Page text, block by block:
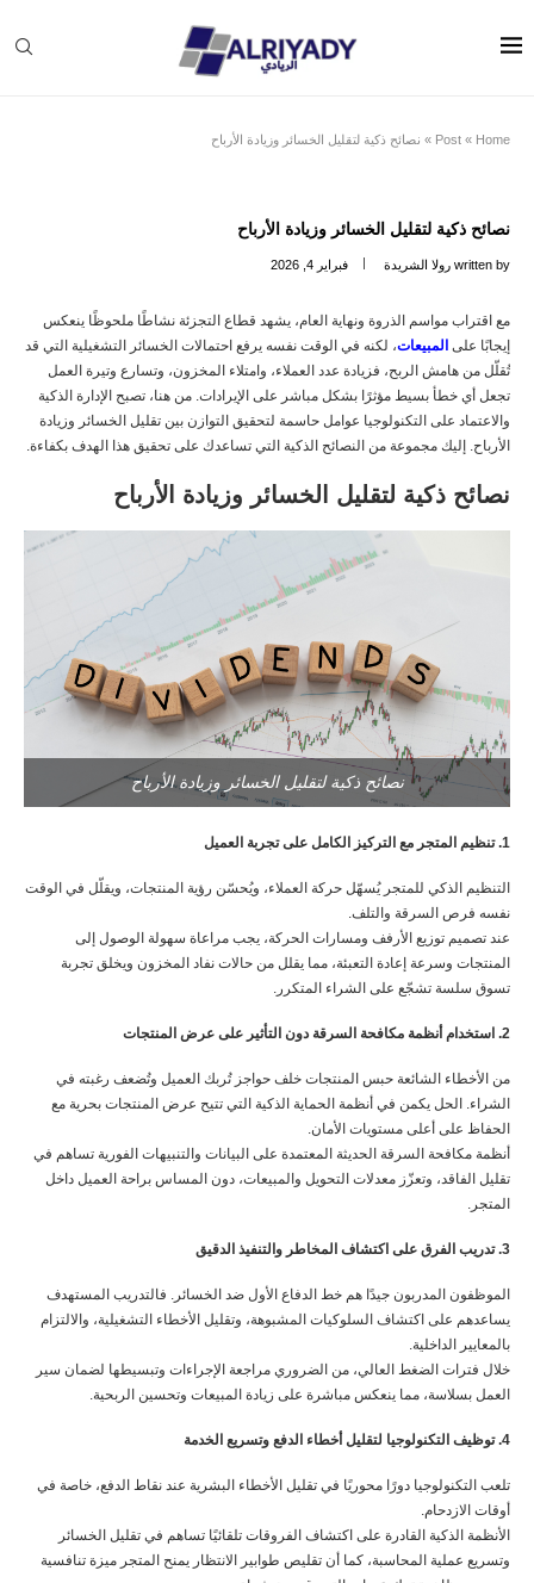
Home
»
Post
» نصائح ذكية لتقليل الخسائر وزيادة الأرباح
نصائح ذكية لتقليل الخسائر وزيادة الأرباح
written by رولا الشريدة فبراير 4, 2026
مع اقتراب مواسم الذروة ونهاية العام، يشهد قطاع التجزئة نشاطًا ملحوظًا ينعكس
إيجابًا على المبيعات، لكنه في الوقت نفسه يرفع احتمالات الخسائر التشغيلية التي قد
تُقلّل من هامش الربح، فزيادة عدد العملاء، وامتلاء المخزون، وتسارع وتيرة العمل
تجعل أي خطأ بسيط مؤثرًا بشكل مباشر على الإيرادات. من هنا، تصبح الإدارة الذكية
والاعتماد على التكنولوجيا عوامل حاسمة لتحقيق التوازن بين تقليل الخسائر وزيادة
الأرباح. إليك مجموعة من النصائح الذكية التي تساعدك على تحقيق هذا الهدف بكفاءة.
نصائح ذكية لتقليل الخسائر وزيادة الأرباح
نصائح ذكية لتقليل الخسائر وزيادة الأرباح
1. تنظيم المتجر مع التركيز الكامل على تجربة العميل
التنظيم الذكي للمتجر يُسهّل حركة العملاء، ويُحسّن رؤية المنتجات، ويقلّل في الوقت
نفسه فرص السرقة والتلف.
عند تصميم توزيع الأرفف ومسارات الحركة، يجب مراعاة سهولة الوصول إلى
المنتجات وسرعة إعادة التعبئة، مما يقلل من حالات نفاد المخزون ويخلق تجربة
تسوق سلسة تشجّع على الشراء المتكرر.
2. استخدام أنظمة مكافحة السرقة دون التأثير على عرض المنتجات
من الأخطاء الشائعة حبس المنتجات خلف حواجز تُربك العميل وتُضعف رغبته في
الشراء. الحل يكمن في أنظمة الحماية الذكية التي تتيح عرض المنتجات بحرية مع
الحفاظ على أعلى مستويات الأمان.
أنظمة مكافحة السرقة الحديثة المعتمدة على البيانات والتنبيهات الفورية تساهم في
تقليل الفاقد، وتعزّز معدلات التحويل والمبيعات، دون المساس براحة العميل داخل
المتجر.
3. تدريب الفرق على اكتشاف المخاطر والتنفيذ الدقيق
الموظفون المدربون جيدًا هم خط الدفاع الأول ضد الخسائر. فالتدريب المستهدف
يساعدهم على اكتشاف السلوكيات المشبوهة، وتقليل الأخطاء التشغيلية، والالتزام
بالمعايير الداخلية.
خلال فترات الضغط العالي، من الضروري مراجعة الإجراءات وتبسيطها لضمان سير
العمل بسلاسة، مما ينعكس مباشرة على زيادة المبيعات وتحسين الربحية.
4. توظيف التكنولوجيا لتقليل أخطاء الدفع وتسريع الخدمة
تلعب التكنولوجيا دورًا محوريًا في تقليل الأخطاء البشرية عند نقاط الدفع، خاصة في
أوقات الازدحام.
الأنظمة الذكية القادرة على اكتشاف الفروقات تلقائيًا تساهم في تقليل الخسائر
وتسريع عملية المحاسبة، كما أن تقليص طوابير الانتظار يمنح المتجر ميزة تنافسية